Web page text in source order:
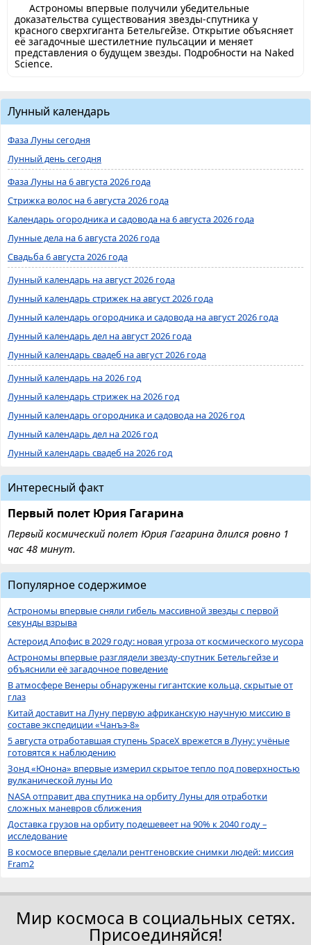
Астрономы впервые получили убедительные
доказательства существования звезды-спутника у
красного сверхгиганта Бетельгейзе. Открытие объясняет
её загадочные шестилетние пульсации и меняет
представления о будущем звезды. Подробности на Naked
Science.
Лунный календарь
Фаза Луны сегодня
Лунный день сегодня
Фаза Луны на 6 августа 2026 года
Стрижка волос на 6 августа 2026 года
Календарь огородника и садовода на 6 августа 2026 года
Лунные дела на 6 августа 2026 года
Свадьба 6 августа 2026 года
Лунный календарь на август 2026 года
Лунный календарь стрижек на август 2026 года
Лунный календарь огородника и садовода на август 2026 года
Лунный календарь дел на август 2026 года
Лунный календарь свадеб на август 2026 года
Лунный календарь на 2026 год
Лунный календарь стрижек на 2026 год
Лунный календарь огородника и садовода на 2026 год
Лунный календарь дел на 2026 год
Лунный календарь свадеб на 2026 год
Интересный факт
Первый полет Юрия Гагарина
Первый космический полет Юрия Гагарина длился ровно 1
час 48 минут.
Популярное содержимое
Астрономы впервые сняли гибель массивной звезды с первой
секунды взрыва
Астероид Апофис в 2029 году: новая угроза от космического мусора
Астрономы впервые разглядели звезду-спутник Бетельгейзе и
объяснили её загадочное поведение
В атмосфере Венеры обнаружены гигантские кольца, скрытые от
глаз
Китай доставит на Луну первую африканскую научную миссию в
составе экспедиции «Чанъэ-8»
5 августа отработавшая ступень SpaceX врежется в Луну: учёные
готовятся к наблюдению
Зонд «Юнона» впервые измерил скрытое тепло под поверхностью
вулканической луны Ио
NASA отправит два спутника на орбиту Луны для отработки
сложных маневров сближения
Доставка грузов на орбиту подешевеет на 90% к 2040 году –
исследование
В космосе впервые сделали рентгеновские снимки людей: миссия
Fram2
Мир космоса в социальных сетях.
Присоединяйся!